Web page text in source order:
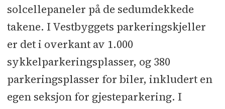
solcellepaneler på de sedumdekkede
takene. I Vestbyggets parkeringskjeller
er det i overkant av 1.000
sykkelparkeringsplasser, og 380
parkeringsplasser for biler, inkludert en
egen seksjon for gjesteparkering. I